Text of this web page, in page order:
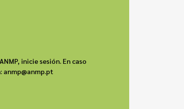
inicie sesión. En caso